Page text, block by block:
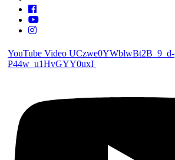
YouTube Video UCzwe0YWblwBt2B_9_d-
P44w_u1HvGYY0uxI